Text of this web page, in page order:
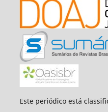
Este periódico está